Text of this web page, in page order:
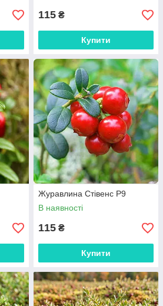
115 ₴
Купити
Журавлина Стівенс Р9
В наявності
115 ₴
Купити